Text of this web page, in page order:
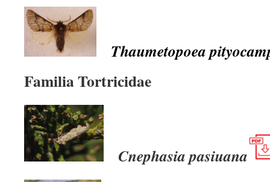
Thaumetopoea
Familia Tortricidae
Cnephasia pasiuana